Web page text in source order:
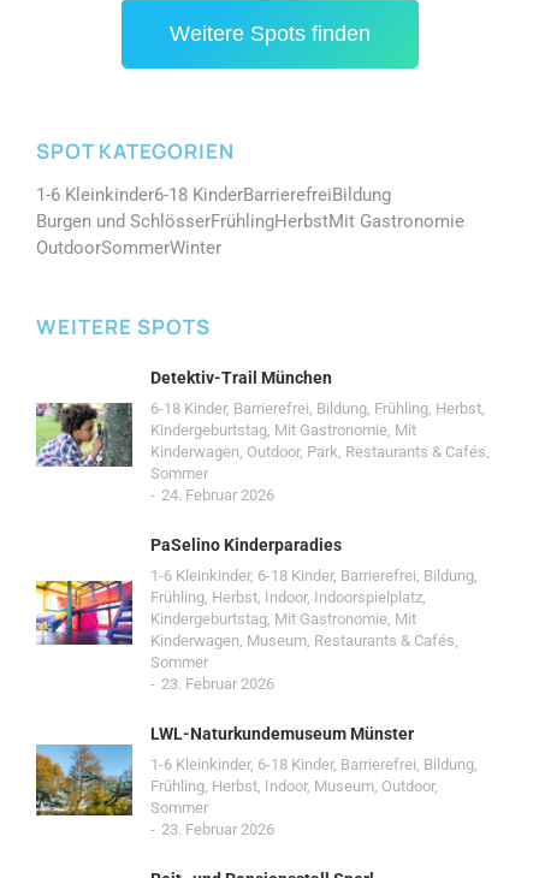
Weitere Spots finden
SPOT KATEGORIEN
1-6 Kleinkinder6-18 KinderBarrierefreiBildung
Burgen und SchlösserFrühlingHerbstMit Gastronomie
OutdoorSommerWinter
WEITERE SPOTS
Detektiv-Trail München
6-18 Kinder, Barrierefrei, Bildung, Frühling, Herbst,
Kindergeburtstag, Mit Gastronomie, Mit
Kinderwagen, Outdoor, Park, Restaurants & Cafés,
Sommer
24. Februar 2026
PaSelino Kinderparadies
1-6 Kleinkinder, 6-18 Kinder, Barrierefrei, Bildung,
Frühling, Herbst, Indoor, Indoorspielplatz,
Kindergeburtstag, Mit Gastronomie, Mit
Kinderwagen, Museum, Restaurants & Cafés,
Sommer
23. Februar 2026
LWL-Naturkundemuseum Münster
1-6 Kleinkinder, 6-18 Kinder, Barrierefrei, Bildung,
Frühling, Herbst, Indoor, Museum, Outdoor,
Sommer
23. Februar 2026